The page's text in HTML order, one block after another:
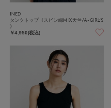
INED
タンクトップ《スビン綿MIX天竺/A-GIRL’S
》
￥4,950(税込)